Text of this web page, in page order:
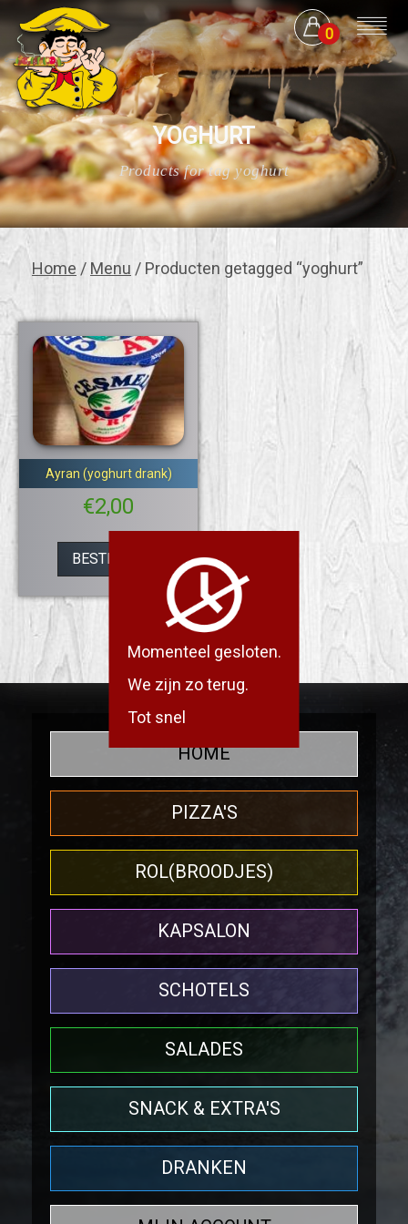
0
YOGHURT
Products for tag yoghurt
Home / Menu / Producten getagged “yoghurt”
Ayran (yoghurt drank)
€2,00
BESTEL NU
HOME
PIZZA'S
ROL(BROODJES)
KAPSALON
SCHOTELS
SALADES
SNACK & EXTRA'S
DRANKEN
Momenteel gesloten.
We zijn zo terug.
Tot snel